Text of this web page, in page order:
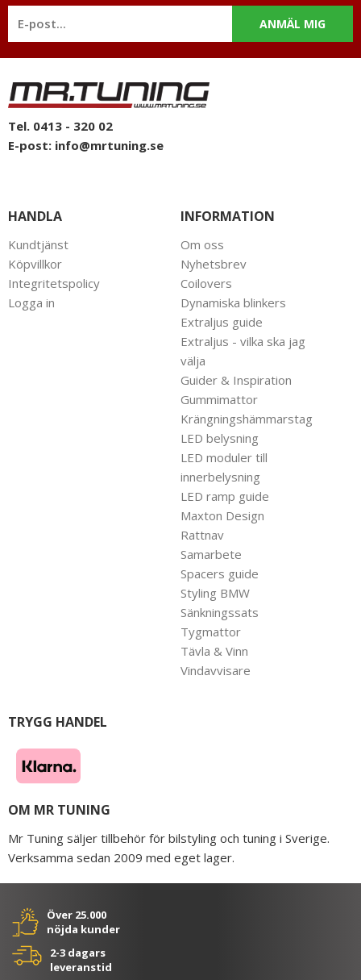
ANMÄL MIG
Tel. 0413 - 320 02
E-post: info@mrtuning.se
HANDLA
Kundtjänst
Köpvillkor
Integritetspolicy
Logga in
INFORMATION
Om oss
Nyhetsbrev
Coilovers
Dynamiska blinkers
Extraljus guide
Extraljus - vilka ska jag
välja
Guider & Inspiration
Gummimattor
Krängningshämmarstag
LED belysning
LED moduler till
innerbelysning
LED ramp guide
Maxton Design
Rattnav
Samarbete
Spacers guide
Styling BMW
Sänkningssats
Tygmattor
Tävla & Vinn
Vindavvisare
TRYGG HANDEL
OM MR TUNING
Mr Tuning säljer tillbehör för bilstyling och tuning i Sverige.
Verksamma sedan 2009 med eget lager.
Över 25.000
nöjda kunder
2-3 dagars
leveranstid